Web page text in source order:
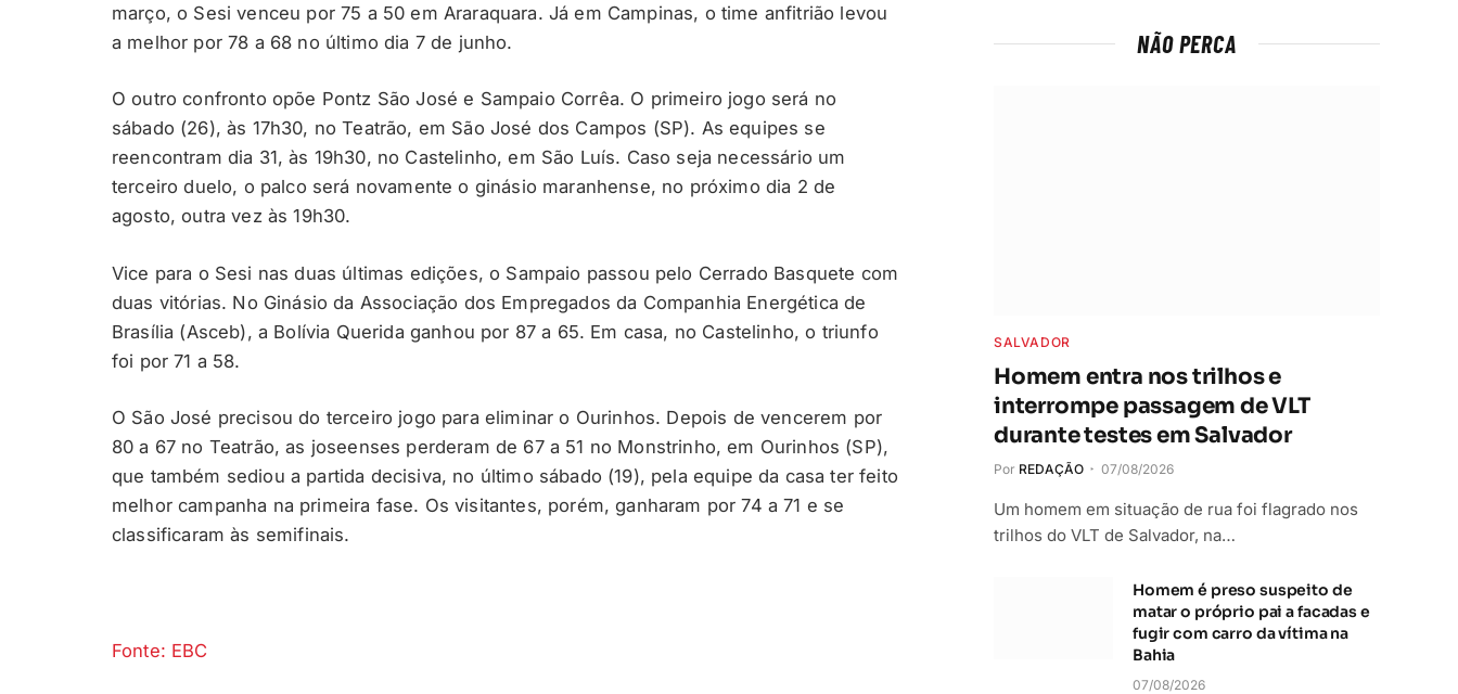
março, o Sesi venceu por 75 a 50 em Araraquara. Já em Campinas, o time anfitrião levou
a melhor por 78 a 68 no último dia 7 de junho.
O outro confronto opõe Pontz São José e Sampaio Corrêa. O primeiro jogo será no
sábado (26), às 17h30, no Teatrão, em São José dos Campos (SP). As equipes se
reencontram dia 31, às 19h30, no Castelinho, em São Luís. Caso seja necessário um
terceiro duelo, o palco será novamente o ginásio maranhense, no próximo dia 2 de
agosto, outra vez às 19h30.
Vice para o Sesi nas duas últimas edições, o Sampaio passou pelo Cerrado Basquete com
duas vitórias. No Ginásio da Associação dos Empregados da Companhia Energética de
Brasília (Asceb), a Bolívia Querida ganhou por 87 a 65. Em casa, no Castelinho, o triunfo
foi por 71 a 58.
O São José precisou do terceiro jogo para eliminar o Ourinhos. Depois de vencerem por
80 a 67 no Teatrão, as joseenses perderam de 67 a 51 no Monstrinho, em Ourinhos (SP),
que também sediou a partida decisiva, no último sábado (19), pela equipe da casa ter feito
melhor campanha na primeira fase. Os visitantes, porém, ganharam por 74 a 71 e se
classificaram às semifinais.
Fonte: EBC
NÃO PERCA
SALVADOR
Homem entra nos trilhos e
interrompe passagem de VLT
durante testes em Salvador
Por REDAÇÃO 07/08/2026
Um homem em situação de rua foi flagrado nos
trilhos do VLT de Salvador, na…
Homem é preso suspeito de
matar o próprio pai a facadas e
fugir com carro da vítima na
Bahia
07/08/2026